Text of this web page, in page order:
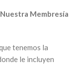
Membresía
tenemos la
le incluyen